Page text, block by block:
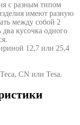
с разным типом
имеют разную
между собой 2
кусочка одного
12,7 или 25,4
CN или Tesa.